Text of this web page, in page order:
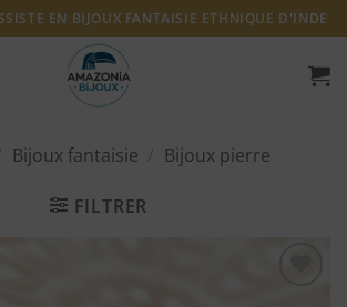
EN BIJOUX FANTAISIE ETHNIQUE D'INDE
Bijoux fantaisie Bijoux pierre
FILTRER